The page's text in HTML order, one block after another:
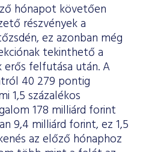
hónapot követően
részvények a
ez azonban még
tekinthető a
erős felfutása után. A
40 279 pontig
1,5 százalékos
178 milliárd forint
9,4 milliárd forint, ez 1,5
az előző hónaphoz